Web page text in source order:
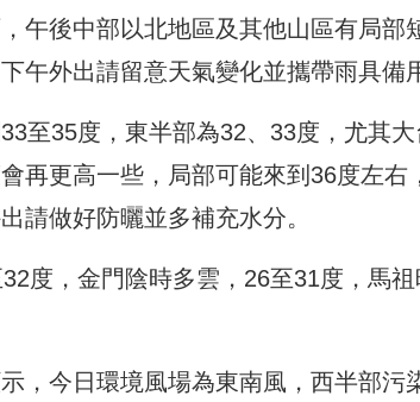
午後中部以北地區及其他山區有局部
午外出請留意天氣變化並攜帶雨具備
至35度，東半部為32、33度，尤其
再更高一些，局部可能來到36度左右
請做好防曬並多補充水分。
度，金門陰時多雲，26至31度，馬
，今日環境風場為東南風，西半部污